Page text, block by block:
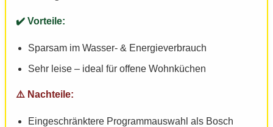
Sparsam im Wasser- & Energieverbrauch
Sehr leise – ideal für offene Wohnküchen
Eingeschränktere Programmauswahl als Bosch